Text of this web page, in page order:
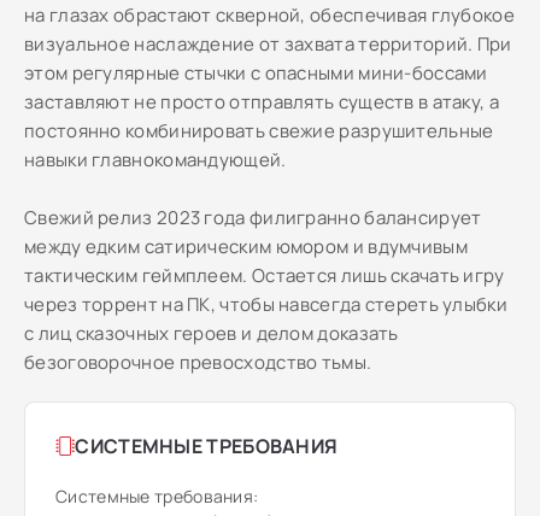
на глазах обрастают скверной, обеспечивая глубокое
визуальное наслаждение от захвата территорий. При
этом регулярные стычки с опасными мини-боссами
заставляют не просто отправлять существ в атаку, а
постоянно комбинировать свежие разрушительные
навыки главнокомандующей.
Свежий релиз 2023 года филигранно балансирует
между едким сатирическим юмором и вдумчивым
тактическим геймплеем. Остается лишь скачать игру
через торрент на ПК, чтобы навсегда стереть улыбки
с лиц сказочных героев и делом доказать
безоговорочное превосходство тьмы.
СИСТЕМНЫЕ ТРЕБОВАНИЯ
Системные требования: